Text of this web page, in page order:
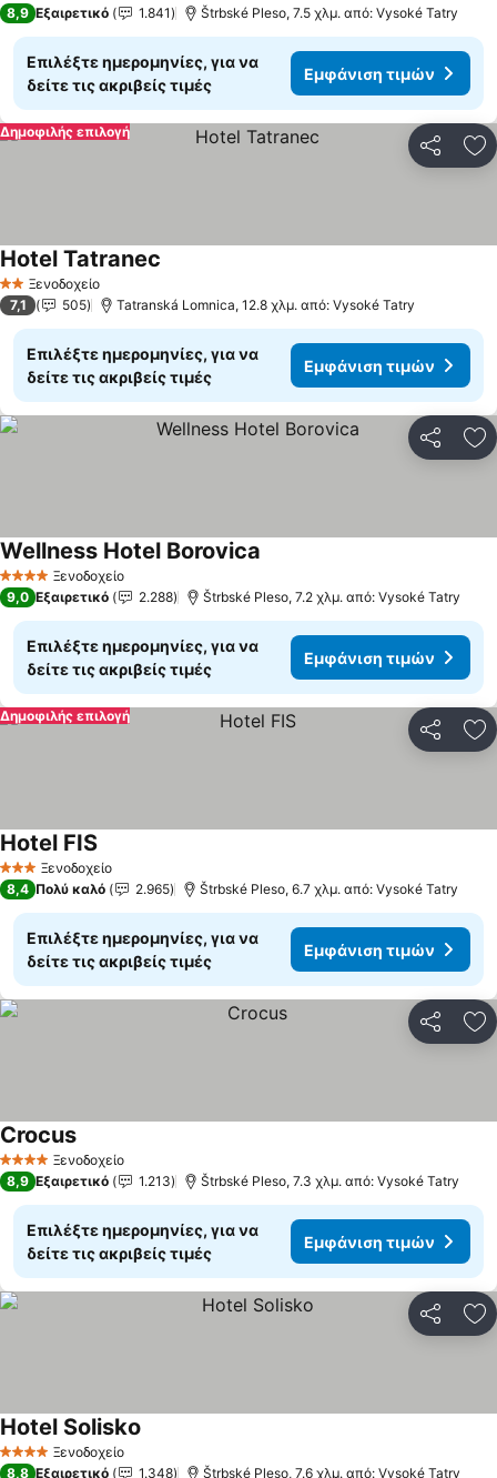
8,9 Εξαιρετικό 1.841 Štrbské Pleso, 7.5 χλμ. από: Vysoké Tatry
Επιλέξτε ημερομηνίες, για να
δείτε τις ακριβείς τιμές
Εμφάνιση τιμών
Δημοφιλής επιλογή
2 ΑστέριαΞενοδοχείο
Hotel Tatranec
7,1 505 Tatranská Lomnica, 12.8 χλμ. από: Vysoké Tatry
Επιλέξτε ημερομηνίες, για να
δείτε τις ακριβείς τιμές
Εμφάνιση τιμών
4 ΑστέριαΞενοδοχείο
Wellness Hotel Borovica
9,0 Εξαιρετικό 2.288 Štrbské Pleso, 7.2 χλμ. από: Vysoké Tatry
Επιλέξτε ημερομηνίες, για να
δείτε τις ακριβείς τιμές
Εμφάνιση τιμών
Δημοφιλής επιλογή
3 ΑστέριαΞενοδοχείο
Hotel FIS
8,4 Πολύ καλό 2.965 Štrbské Pleso, 6.7 χλμ. από: Vysoké Tatry
Επιλέξτε ημερομηνίες, για να
δείτε τις ακριβείς τιμές
Εμφάνιση τιμών
4 ΑστέριαΞενοδοχείο
CrocusΕμφάνιση τιμών
8,9 Εξαιρετικό 1.213 Štrbské Pleso, 7.3 χλμ. από: Vysoké Tatry
Επιλέξτε ημερομηνίες, για να
δείτε τις ακριβείς τιμές
Εμφάνιση τιμών
4 ΑστέριαΞενοδοχείο
Hotel Solisko
8,8 Εξαιρετικό 1.348 Štrbské Pleso, 7.6 χλμ. από: Vysoké Tatry